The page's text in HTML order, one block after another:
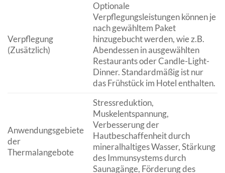
Verpflegung
(Zusätzlich)
Optionale
Verpflegungsleistungen können je
nach gewähltem Paket
hinzugebucht werden, wie z.B.
Abendessen in ausgewählten
Restaurants oder Candle-Light-
Dinner. Standardmäßig ist nur
das Frühstück im Hotel enthalten.
Anwendungsgebiete
der
Thermalangebote
Stressreduktion,
Muskelentspannung,
Verbesserung der
Hautbeschaffenheit durch
mineralhaltiges Wasser, Stärkung
des Immunsystems durch
Saunagänge, Förderung des